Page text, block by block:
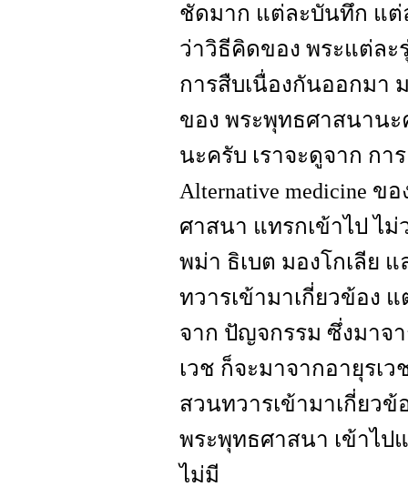
ชัดมาก แต่ละบันทึก แต่
ว่าวิธีคิดของ พระแต่ละ
การสืบเนื่องกันออกมา
ของ พระพุทธศาสนาน
นะครับ เราจะดูจาก ก
Alternative medicine
ศาสนา แทรกเข้าไป ไม่
พม่า ธิเบต มองโกเลีย
ทวารเข้ามาเกี่ยวข้อง
จาก ปัญจกรรม ซึ่งมาจ
เวช ก็จะมาจากอายุรเ
สวนทวารเข้ามาเกี่ยว
พระพุทธศาสนา เข้าไป
ไม่มี